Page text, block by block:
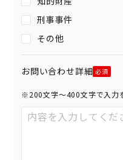
刑事事件
その他
お問い合わせ詳細
※200文字〜400文字で入力